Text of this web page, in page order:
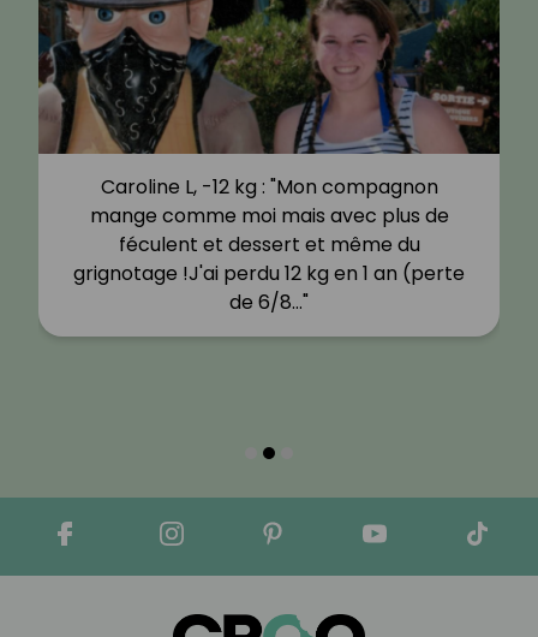
Caroline L, -12 kg : "Mon compagnon
mange comme moi mais avec plus de
féculent et dessert et même du
grignotage !J'ai perdu 12 kg en 1 an (perte
de 6/8…"